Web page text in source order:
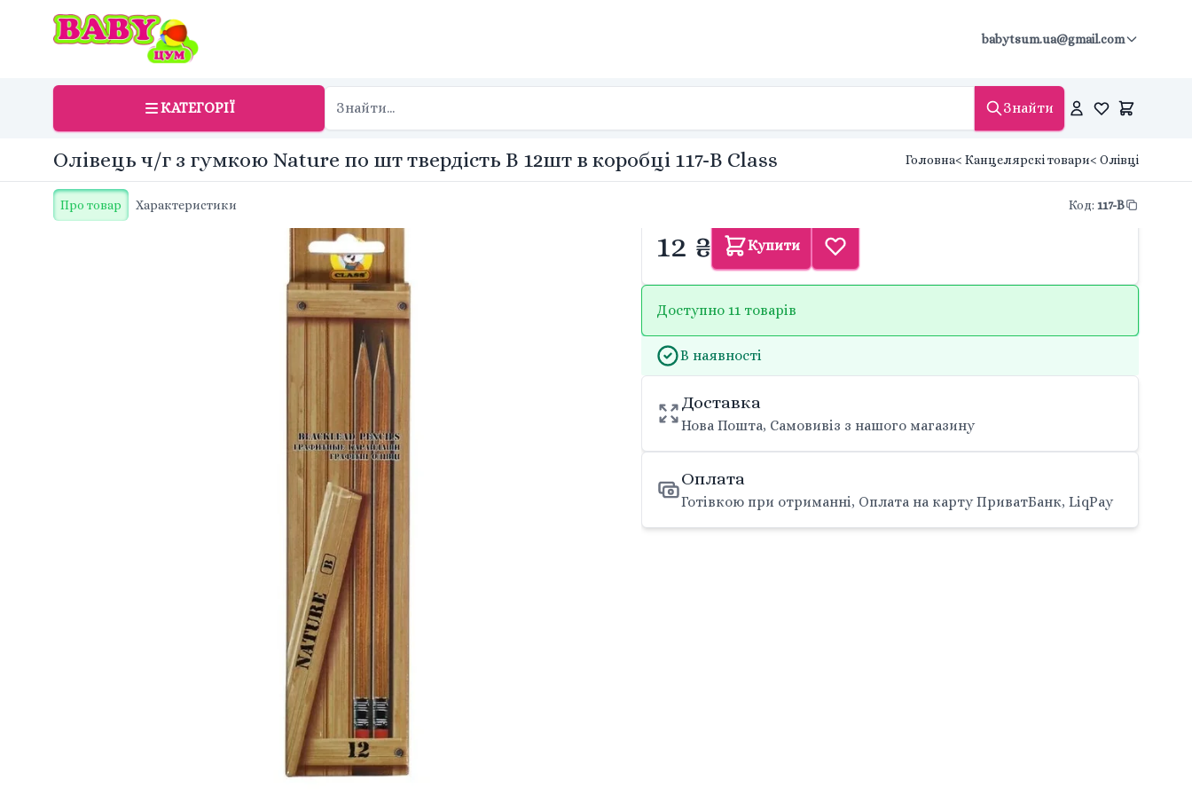
babytsum.ua@gmail.com
КАТЕГОРІЇ Знайти
Олівець ч/г з гумкою Nature по шт твердість B 12шт в коробці 117-B Class Головна< Канцелярскі товари< Олівці
Про товар Характеристики Код: 117-B
12 ₴ Купити
Доступно 11 товарів
В наявності
Доставка
Нова Пошта, Самовивіз з нашого магазину
Оплата
Готівкою при отриманні, Оплата на карту ПриватБанк, LiqPay